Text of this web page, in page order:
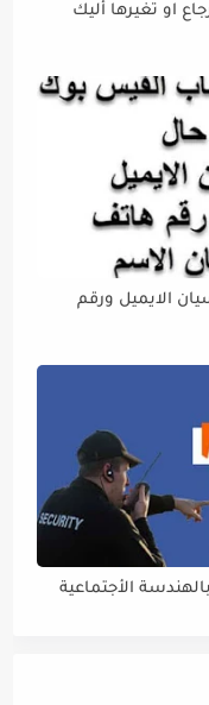
او تغيرها أليك
الايميل ورقم
الأجتماعية